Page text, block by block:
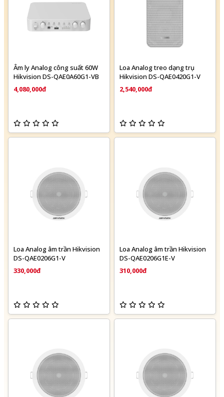
Âm ly Analog công suất 60W
Hikvision DS-QAE0A60G1-VB
4,080,000đ
Loa Analog treo dạng trụ
Hikvision DS-QAE0420G1-V
2,540,000đ
Loa Analog âm trần Hikvision
DS-QAE0206G1-V
330,000đ
Loa Analog âm trần Hikvision
DS-QAE0206G1E-V
310,000đ